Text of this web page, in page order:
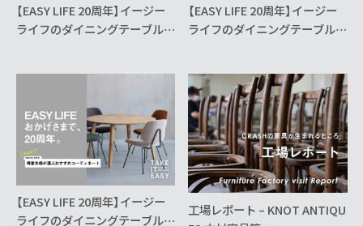
【EASY LIFE 20周年】イージー
ライフのダイニングテーブルメ
【EASY LIFE 20周年】イージー
ライフのダイニングテーブル×
【EASY LIFE 20周年】イージー
ライフのダイニングテーブル×
工場レポート – KNOT ANTIQU